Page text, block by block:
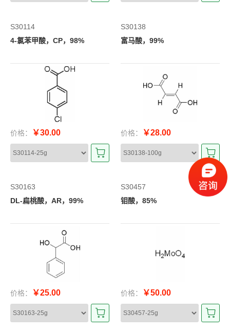
S30114
4-氯苯甲酸，CP，98%
价格： ￥30.00
S30138
富马酸，99%
价格： ￥28.00
S30163
DL-扁桃酸，AR，99%
价格： ￥25.00
S30457
钼酸，85%
价格： ￥50.00